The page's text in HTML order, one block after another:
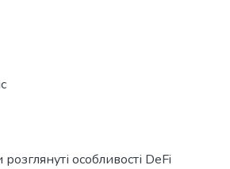
особливості DeFi